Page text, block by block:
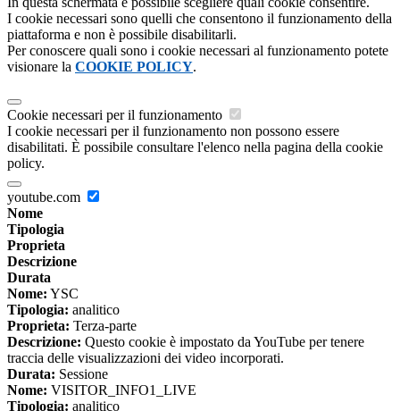
I cookie necessari sono quelli che consentono il funzionamento della
piattaforma e non è possibile disabilitarli.
Per conoscere quali sono i cookie necessari al funzionamento potete
visionare la COOKIE POLICY.
Cookie necessari per il funzionamento
I cookie necessari per il funzionamento non possono essere
disabilitati. È possibile consultare l'elenco nella pagina della cookie
policy.
youtube.com
Nome
Tipologia
Proprieta
Descrizione
Durata
Nome: YSC
Tipologia: analitico
Proprieta: Terza-parte
Descrizione: Questo cookie è impostato da YouTube per tenere
traccia delle visualizzazioni dei video incorporati.
Durata: Sessione
Nome: VISITOR_INFO1_LIVE
Tipologia: analitico